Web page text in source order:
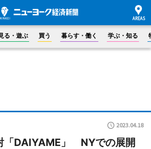
る・遊ぶ 買う 暮らす・働く 学ぶ・知る
2023.04.18
「DAIYAME」 NYでの展開